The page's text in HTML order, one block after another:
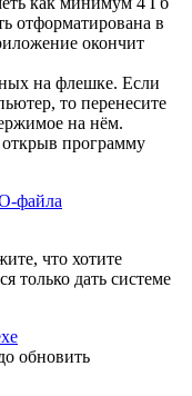
отформатирована в
окончит
на флешке. Если
то перенесите
на нём.
открыв программу
что хотите
только дать системе
обновить